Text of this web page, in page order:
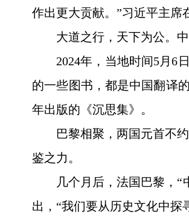
作出更大贡献。”习近平主
大道之行，天下为公。
2024年，当地时间5月6
的一些图书，都是中国翻译
年出版的《沉思集》。
巴黎相聚，两国元首不
鉴之力。
几个月后，法国巴黎，
出，“我们要从历史文化中